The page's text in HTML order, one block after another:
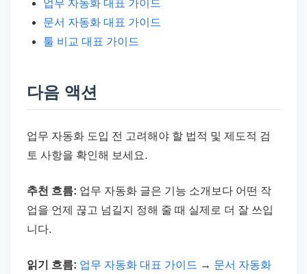
업무 자동화 대표 가이드
문서 자동화 대표 가이드
툴 비교 대표 가이드
다음 액션
업무 자동화 도입 전 고려해야 할 법적 및 제도적 검
토 사항을 확인해 보세요.
추천 흐름: 업무 자동화 글은 기능 소개보다 어떤 작
업을 언제 끊고 넘길지 정해 줄 때 실제로 더 잘 쓰입
니다.
읽기 흐름: 업무 자동화 대표 가이드 → 문서 자동화